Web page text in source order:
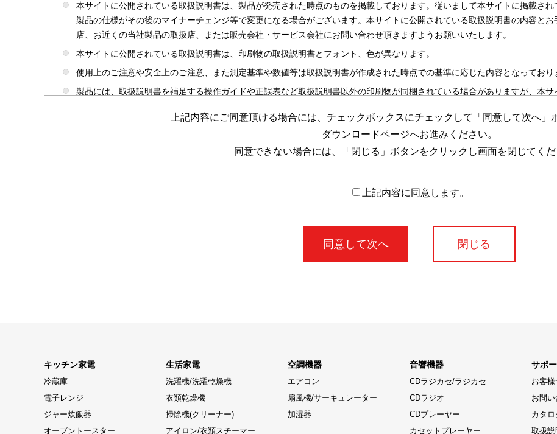
本サイトに公開されている取扱説明書は、製品が発売された時点のものを掲載しております。従いまして本サイトに掲載さ
製品の仕様がその後のマイナーチェンジ等で変更になる場合がございます。本サイトに公開されている取扱説明書の内容と
店、お近くの当社製品の取扱店、または販売会社・サービス会社にお問い合わせ頂きますようお願いいたします。
本サイトに公開されている取扱説明書は、印刷物の取扱説明書とフォント、色が異なります。
使用上のご注意や安全上のご注意、また測定基準や数値等は取扱説明書が作成された時点での基準に応じた内容となっており
製品には、取扱説明書を補足する操作ガイドや正誤表など取扱説明書以外の印刷物が同梱されている場合がありますが、本
本サイトのサービスは予告なく中止または内容を変更する場合がございますのであらかじめご了承ください。
場合がありますのであらかじめご了承ください。
上記内容にご同意頂ける場合には、チェックボックスにチェックして「同意して次へ」
ダウンロードページへお進みください。
同意できない場合には、「閉じる」ボタンをクリックし画面を閉じてくだ
上記内容に同意します。
閉じる
キッチン家電
冷蔵庫
電子レンジ
ジャー炊飯器
オーブントースター
生活家電
洗濯機/洗濯乾燥機
衣類乾燥機
掃除機(クリーナー)
アイロン/衣類スチーマー
空調機器
エアコン
扇風機/サーキュレーター
加湿器
音響機器
CDラジカセ/ラジカセ
CDラジオ
CDプレーヤー
カセットプレーヤー
サポ
お客様
お問
カタロ
取扱説